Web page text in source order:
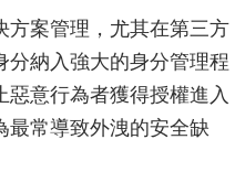
方案管理，尤其在第三方
分納入強大的身分管理程
意行為者獲得授權進入
最常導致外洩的安全缺